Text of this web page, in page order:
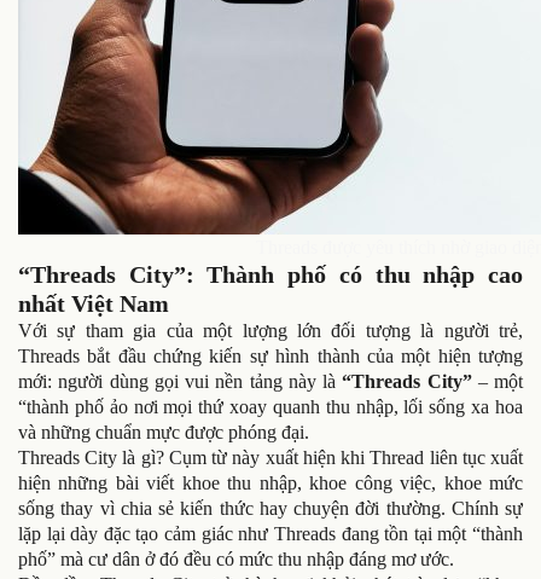
“Threads City”: Thành phố có thu nhập cao
nhất Việt Nam
Với sự tham gia của một lượng lớn đối tượng là người trẻ,
Threads bắt đầu chứng kiến sự hình thành của một hiện tượng
mới: người dùng gọi vui nền tảng này là“Threads City”– một
“thành phố ảo nơi mọi thứ xoay quanh thu nhập, lối sống xa hoa
và những chuẩn mực được phóng đại.
Threads City là gì? Cụm từ này xuất hiện khi Thread liên tục xuất
hiện những bài viết khoe thu nhập, khoe công việc, khoe mức
sống thay vì chia sẻ kiến thức hay chuyện đời thường. Chính sự
lặp lại dày đặc tạo cảm giác như Threads đang tồn tại một “thành
phố” mà cư dân ở đó đều có mức thu nhập đáng mơ ước.